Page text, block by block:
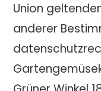
Union
anderer